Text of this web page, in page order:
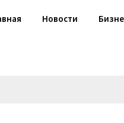
Новости